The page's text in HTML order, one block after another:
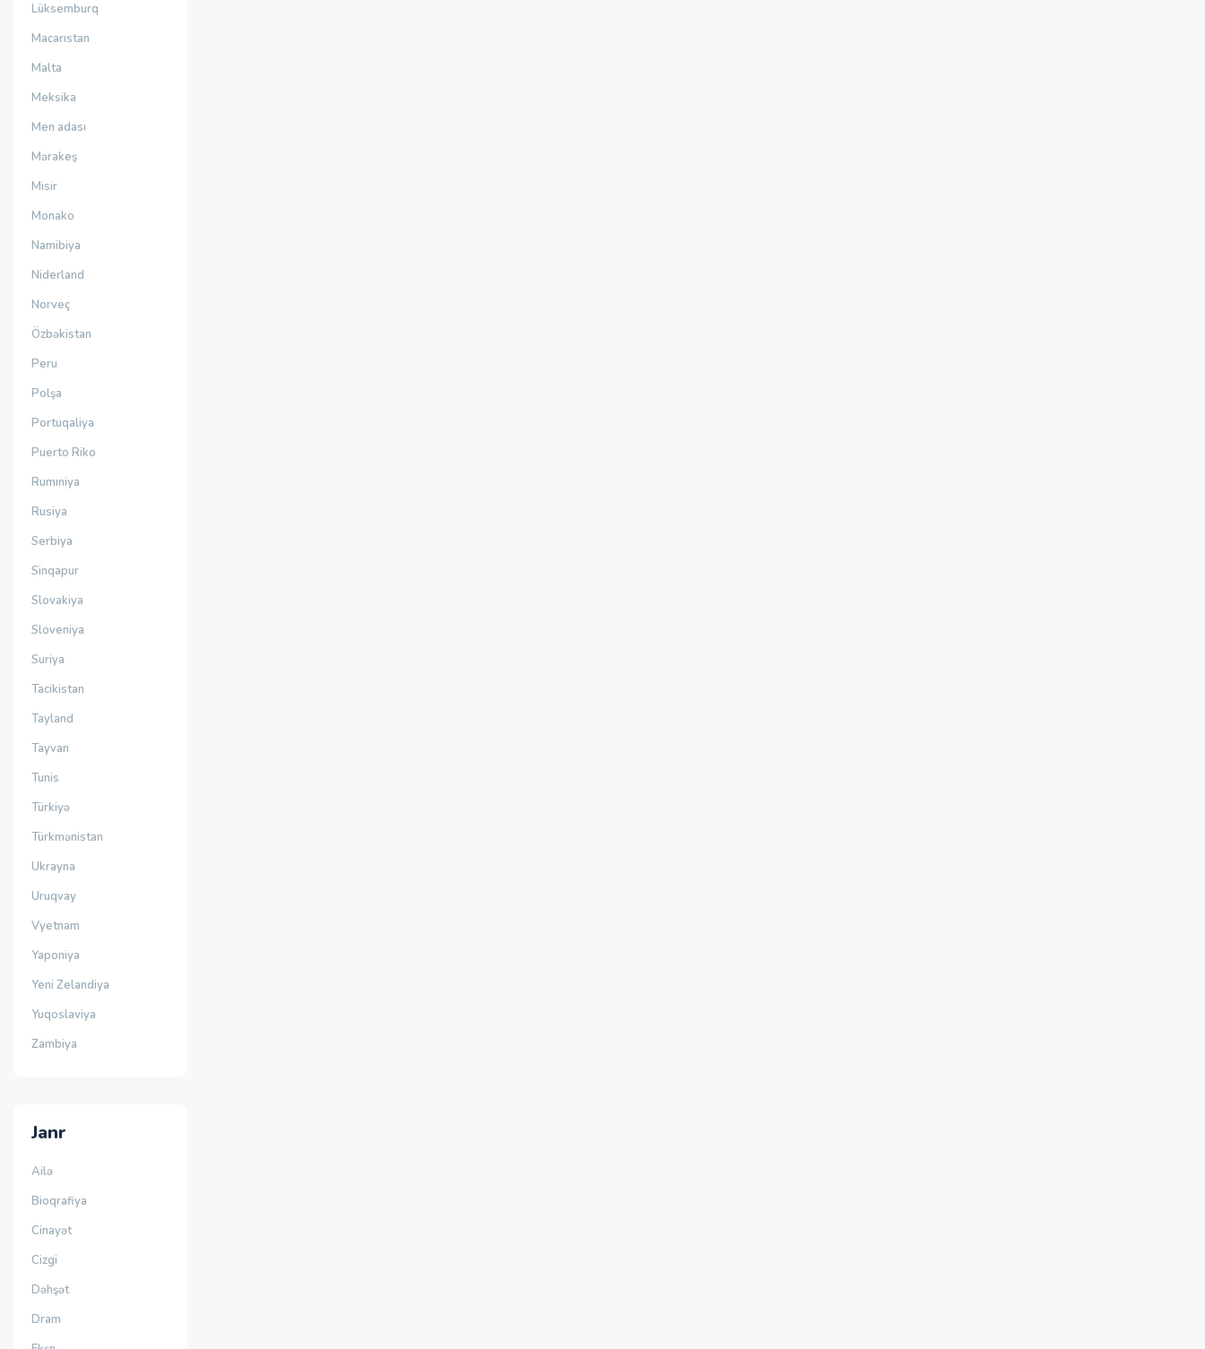
Lüksemburq
Macarıstan
Malta
Meksika
Men adası
Mərakeş
Misir
Monako
Namibiya
Niderland
Norveç
Özbəkistan
Peru
Polşa
Portuqaliya
Puerto Riko
Rumıniya
Rusiya
Serbiya
Sinqapur
Slovakiya
Sloveniya
Suriya
Tacikistan
Tayland
Tayvan
Tunis
Türkiyə
Türkmənistan
Ukrayna
Uruqvay
Vyetnam
Yaponiya
Yeni Zelandiya
Yuqoslaviya
Zambiya
Janr
Ailə
Bioqrafiya
Cinayət
Cizgi
Dəhşət
Dram